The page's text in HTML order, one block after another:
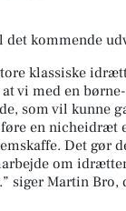
kommende
klassiske
vi med en
som vil kunne
en nicheidræt
Det gør
om
siger Martin Bro,